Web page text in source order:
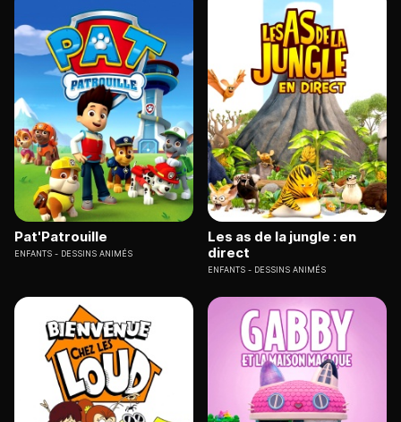
Pat'Patrouille
ENFANTS DESSINS ANIMÉS
Les as de la jungle : en
direct
ENFANTS DESSINS ANIMÉS